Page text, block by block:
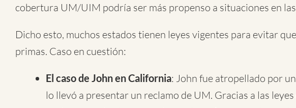
cobertura UM/UIM podría ser más propenso a situaciones en
Dicho esto, muchos estados tienen leyes vigentes para evitar
primas. Caso en cuestión:
El caso de John en California: John fue atropellado por
lo llevó a presentar un reclamo de UM. Gracias a las